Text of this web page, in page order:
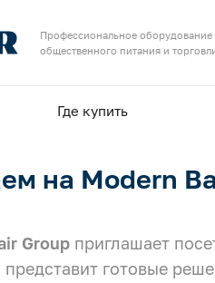
Профессиональное оборудование
общественного питания и
Где купить
на Modern
Group приглашает
готовые